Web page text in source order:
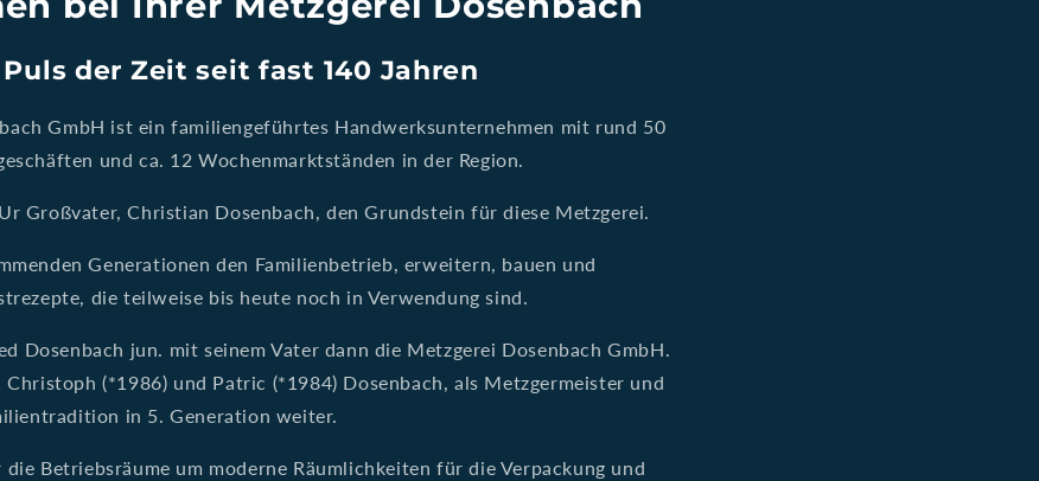
der Zeit seit fast 140 Jahren
GmbH ist ein familiengeführtes Handwerksunternehmen mit rund 50
und ca. 12 Wochenmarktständen in der Region.
Großvater, Christian Dosenbach, den Grundstein für diese Metzgerei.
Generationen den Familienbetrieb, erweitern, bauen und
die teilweise bis heute noch in Verwendung sind.
Dosenbach jun. mit seinem Vater dann die Metzgerei Dosenbach GmbH.
(*1986) und Patric (*1984) Dosenbach, als Metzgermeister und
in 5. Generation weiter.
Betriebsräume um moderne Räumlichkeiten für die Verpackung und